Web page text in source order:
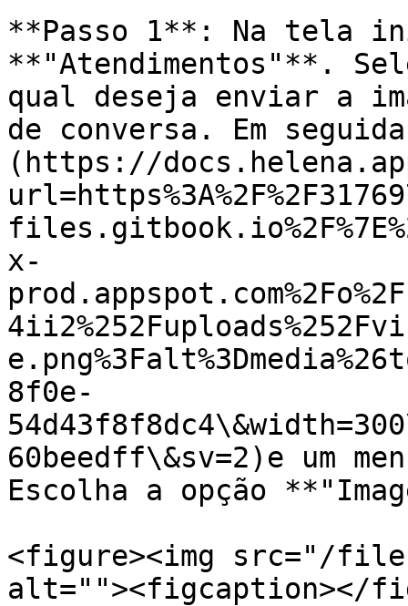
**Passo 1**: Na tela
**"Atendimentos"**.
qual deseja enviar a
de conversa. Em
(https://
x-
8f0e-
60beedff\&sv=2)e um
Escolha a opção
<figure><img src="/files/
alt=""><figcaption></